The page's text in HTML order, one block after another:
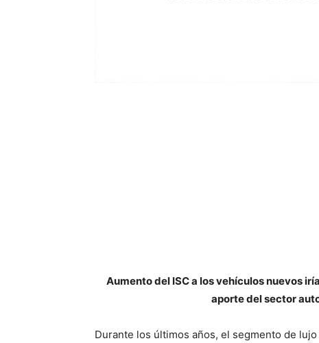
Aumento del ISC a los vehículos nuevos
aporte del sector
Durante los últimos años, el segmento de